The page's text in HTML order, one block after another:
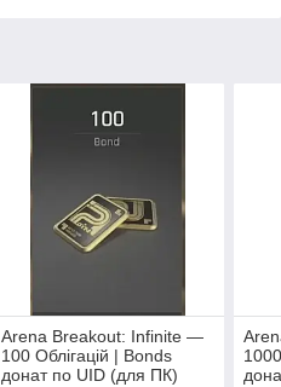
Arena Breakout: Infinite —
100 Облігацій | Bonds
донат по UID (для ПК)